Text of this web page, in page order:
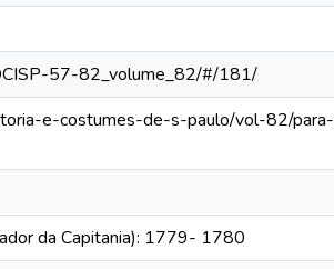
57-82_volume_82/#/181/
e-costumes-de-s-paulo/vol-82/
da Capitania): 1779- 1780